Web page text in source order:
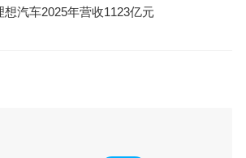
汽车2025年营收1123亿元